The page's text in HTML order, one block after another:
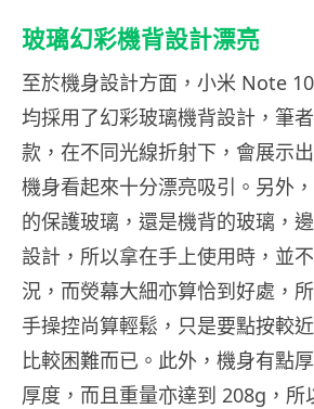
玻璃幻彩機背設計漂亮
至於機身設計方面，小米 Note
均採用了幻彩玻璃機背設計，筆
款，在不同光線折射下，會展示
機身看起來十分漂亮吸引。另外
的保護玻璃，還是機背的玻璃，
設計，所以拿在手上使用時，並
況，而熒幕大細亦算恰到好處，
手操控尚算輕鬆，只是要點按較
比較困難而已。此外，機身有點
厚度，而且重量亦達到 208g，所